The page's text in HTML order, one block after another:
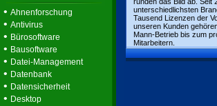
• Ahnenforschung
• Antivirus
• Bürosoftware
• Bausoftware
• Datei-Management
• Datenbank
• Datensicherheit
• Desktop
unterschiedlichsten
Tausend Lizenzen der
unseren Kunden
Mann-Betrieb bis zum
Mitarbeitern.